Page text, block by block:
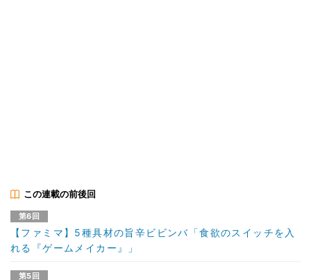
この連載の前後回
第6回
【ファミマ】5種具材の旨辛ビビンバ「食欲のスイッチを入
れる『ゲームメイカー』」
第5回